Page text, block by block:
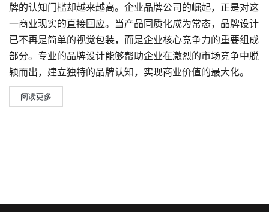
牌的认知门槛却越来越高。 企业品牌公司的崛起，正是对这
一商业现实的直接回应。当产品同质化成为常态， 品牌设计
已不再是简单的视觉包装，而是企业核心竞争力的重要组成
部分。专业的品牌设计能够帮助企业在激烈的市场竞争中脱
颖而出，建立独特的品牌认知，实现商业价值的最大化。
阅读更多